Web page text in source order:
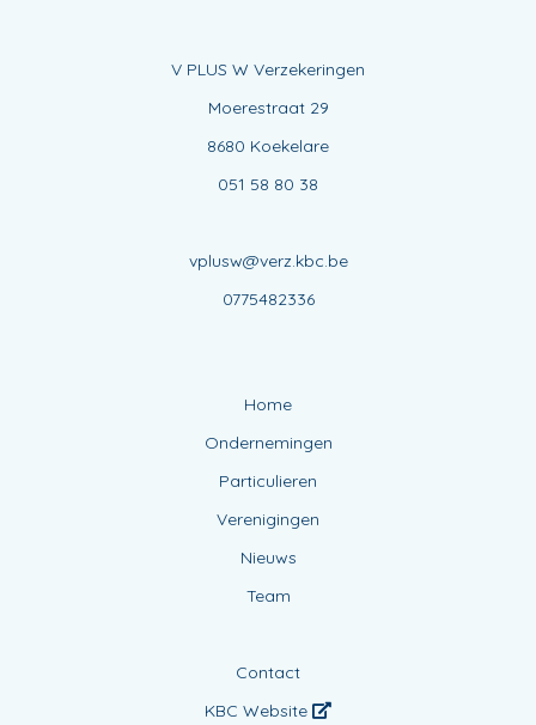
V PLUS W Verzekeringen
Moerestraat 29
8680 Koekelare
051 58 80 38
vplusw@verz.kbc.be
0775482336
Home
Ondernemingen
Particulieren
Verenigingen
Nieuws
Team
Contact
KBC Website